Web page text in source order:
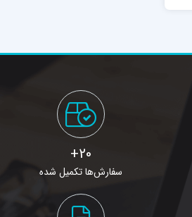
20+
سفارش‌ها تکمیل شده